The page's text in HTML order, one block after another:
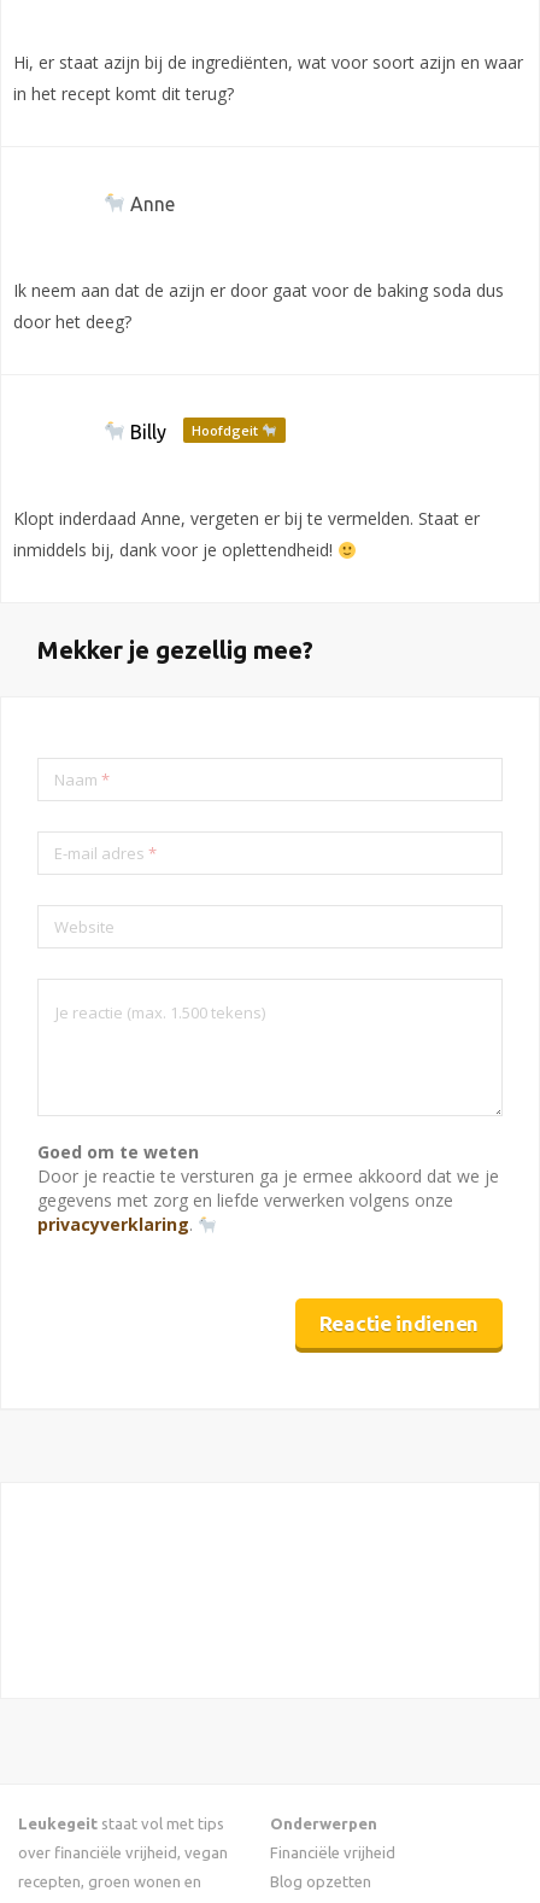
Hi, er staat azijn bij de ingrediënten, wat voor soort azijn en waar
in het recept komt dit terug?
Anne
Ik neem aan dat de azijn er door gaat voor de baking soda dus
door het deeg?
Billy Hoofdgeit
Klopt inderdaad Anne, vergeten er bij te vermelden. Staat er
inmiddels bij, dank voor je oplettendheid!
Mekker je gezellig mee?
Naam *
E-mail adres *
Website
Goed om te weten
Door je reactie te versturen ga je ermee akkoord dat we je
gegevens met zorg en liefde verwerken volgens onze
privacyverklaring.
Leukegeit staat vol met tips
over financiële vrijheid, vegan
recepten, groen wonen en
Onderwerpen
Financiële vrijheid
Blog opzetten